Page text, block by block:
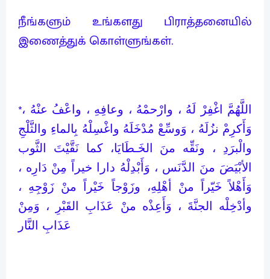
நீங்களும் உங்களது பிராத்தனையில்
இணைத்துக் கொள்ளுங்கள்.
*اللَّهُمَّ اغْفِرْ لَهُ ، وارْحمْهُ ، وعافِهِ ، واعْفُ عنْهُ ،
وَأَكرِمْ نزُلَهُ ، وَوسِّعْ مُدْخَلَهُ واغْسِلْهُ بِالماءِ والثَّلْجِ
والْبرَدِ ، ونَقِّه منَ الخَـطَايَا، كما نَقَّيْتَ الثَّوب
الأبْيَضَ منَ الدَّنَس ، وَأَبْدِلْهُ دارا خيراً مِنْ دَارِه ،
وَأَهْلاً خَيّراً منْ أهْلِهِ، وزَوْجاً خَيْراً منْ زَوْجِهِ ،
وأدْخِلْه الجنَّةَ ، وَأَعِذْه منْ عَذَابِ القَبْرِ ، وَمِنْ
عَذَابِ النَّار